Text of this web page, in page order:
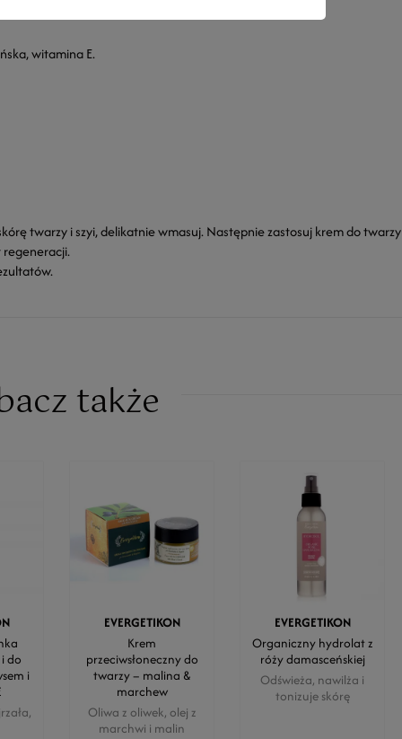
witamina E.
twarzy i szyi, delikatnie wmasuj. Następnie zastosuj krem do twarzy
także
do
i
EVERGETIKON
Krem
przeciwsłoneczny do
twarzy – malina &
marchew
Oliwa z oliwek, olej z
marchwi i malin
EVERGETIKON
Organiczny hydrolat z
róży damasceńskiej
Odświeża, nawilża i
tonizuje skórę